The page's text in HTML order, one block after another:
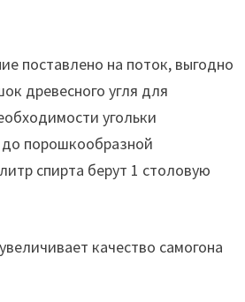
поставлено на поток, выгодно
древесного угля для
угольки
порошкообразной
спирта берут 1 столовую
качество самогона